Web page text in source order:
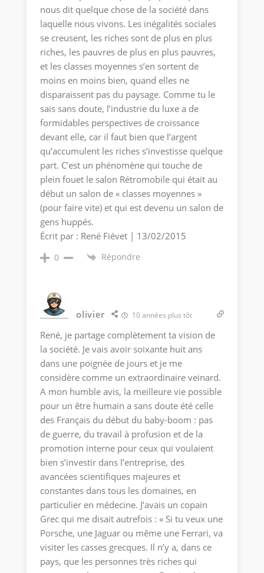
nous dit quelque chose de la société dans
laquelle nous vivons. Les inégalités sociales
se creusent, les riches sont de plus en plus
riches, les pauvres de plus en plus pauvres,
et les classes moyennes s’en sortent de
moins en moins bien, quand elles ne
disparaissent pas du paysage. Comme tu le
sais sans doute, l’industrie du luxe a de
formidables perspectives de croissance
devant elle, car il faut bien que l’argent
qu’accumulent les riches s’investisse quelque
part. C’est un phénomène qui touche de
plein fouet le salon Rétromobile qui était au
début un salon de « classes moyennes »
(pour faire vite) et qui est devenu un salon de
gens huppés.
Écrit par : René Fiévet | 13/02/2015
0 Répondre
olivier 10 années plus tôt
René, je partage complètement ta vision de
la société. Je vais avoir soixante huit ans
dans une poignée de jours et je me
considère comme un extraordinaire veinard.
A mon humble avis, la meilleure vie possible
pour un être humain a sans doute été celle
des Français du début du baby-boom : pas
de guerre, du travail à profusion et de la
promotion interne pour ceux qui voulaient
bien s’investir dans l’entreprise, des
avancées scientifiques majeures et
constantes dans tous les domaines, en
particulier en médecine. J’avais un copain
Grec qui me disait autrefois : « Si tu veux une
Porsche, une Jaguar ou même une Ferrari, va
visiter les casses grecques. Il n’y a, dans ce
pays, que les personnes très riches qui